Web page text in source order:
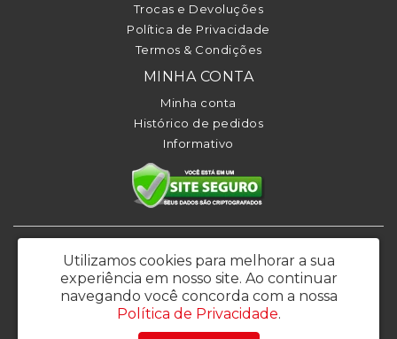
Trocas e Devoluções
Política de Privacidade
Termos & Condições
MINHA CONTA
Minha conta
Histórico de pedidos
Informativo
26.639.144/0001-86
Rua Francisco Perotti 45 - Bela Vista – Osasco / SP - CEP: 06070-050 -
Email: vendas@klbrasil.com.br
KL Brasil © 2026
Utilizamos cookies para melhorar a sua
experiência em nosso site. Ao continuar
navegando você concorda com a nossa
Política de Privacidade.